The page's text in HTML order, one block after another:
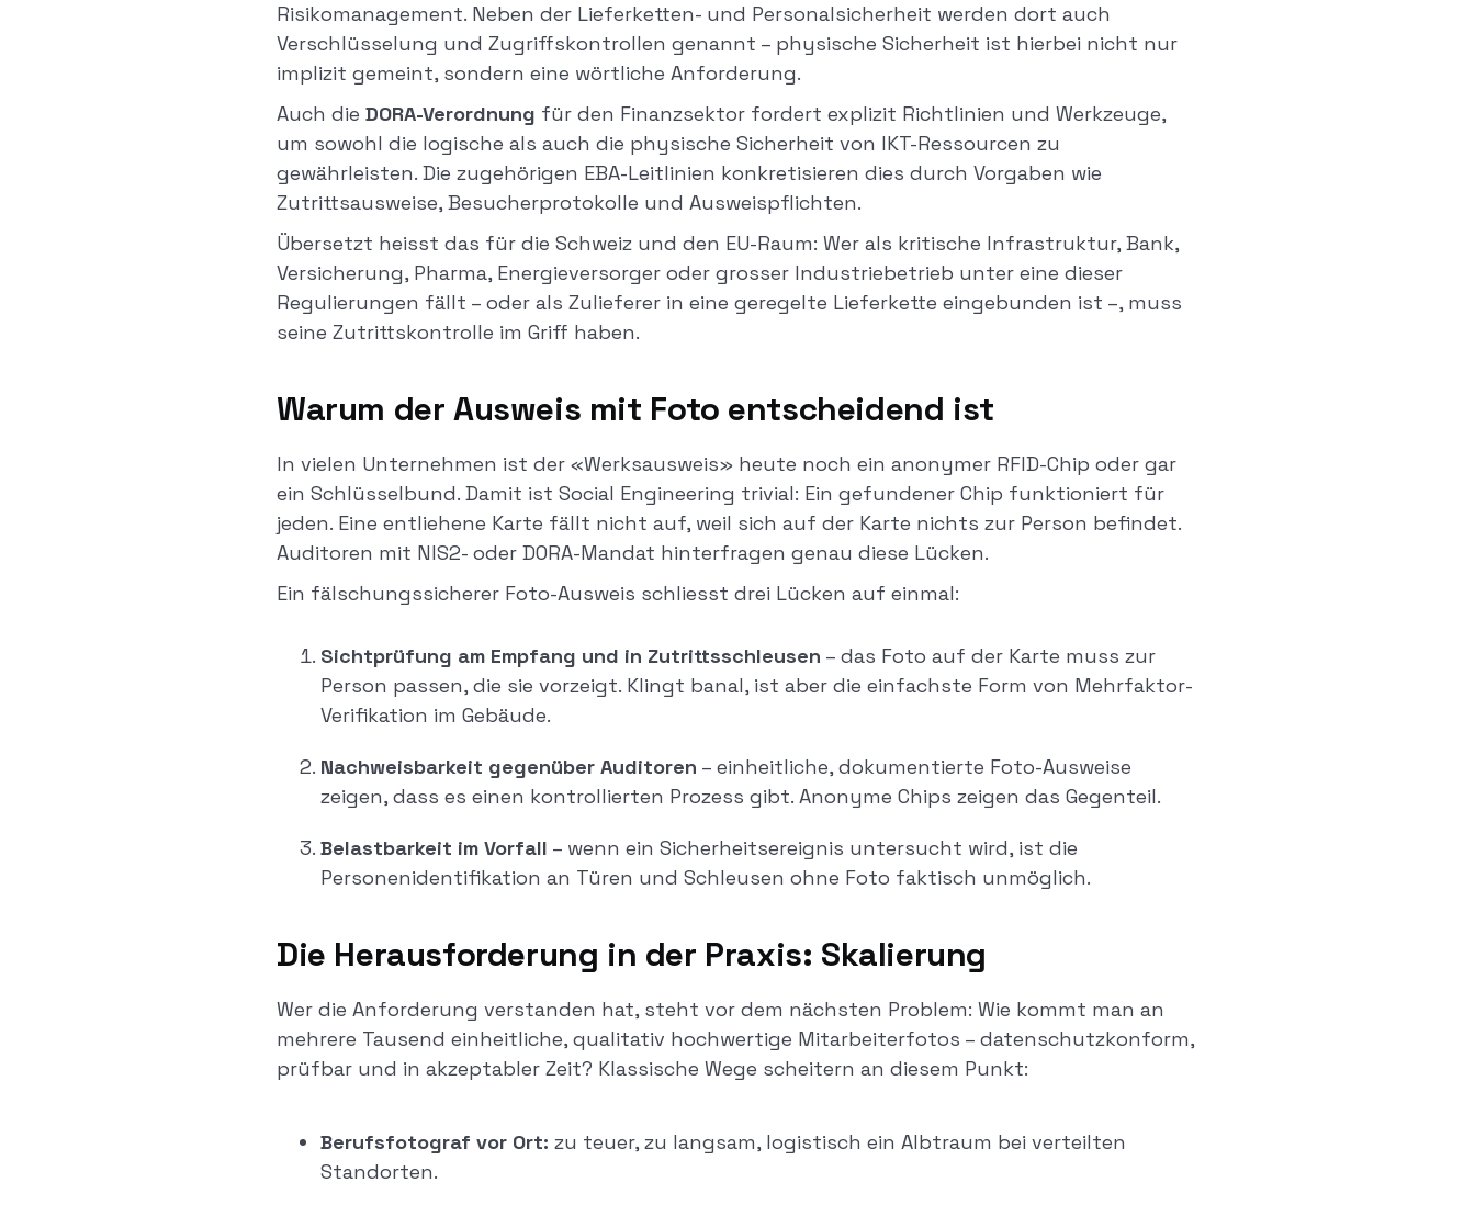
Risikomanagement. Neben der Lieferketten- und Personalsicherheit werden dort auch
Verschlüsselung und Zugriffskontrollen genannt – physische Sicherheit ist hierbei nicht nur
implizit gemeint, sondern eine wörtliche Anforderung.
Auch die DORA-Verordnung für den Finanzsektor fordert explizit Richtlinien und Werkzeuge,
um sowohl die logische als auch die physische Sicherheit von IKT-Ressourcen zu
gewährleisten. Die zugehörigen EBA-Leitlinien konkretisieren dies durch Vorgaben wie
Zutrittsausweise, Besucherprotokolle und Ausweispflichten.
Übersetzt heisst das für die Schweiz und den EU-Raum: Wer als kritische Infrastruktur, Bank,
Versicherung, Pharma, Energieversorger oder grosser Industriebetrieb unter eine dieser
Regulierungen fällt – oder als Zulieferer in eine geregelte Lieferkette eingebunden ist –, muss
seine Zutrittskontrolle im Griff haben.
Warum der Ausweis mit Foto entscheidend ist
In vielen Unternehmen ist der «Werksausweis» heute noch ein anonymer RFID-Chip oder gar
ein Schlüsselbund. Damit ist Social Engineering trivial: Ein gefundener Chip funktioniert für
jeden. Eine entliehene Karte fällt nicht auf, weil sich auf der Karte nichts zur Person befindet.
Auditoren mit NIS2- oder DORA-Mandat hinterfragen genau diese Lücken.
Ein fälschungssicherer Foto-Ausweis schliesst drei Lücken auf einmal:
Sichtprüfung am Empfang und in Zutrittsschleusen – das Foto auf der Karte muss zur
Person passen, die sie vorzeigt. Klingt banal, ist aber die einfachste Form von Mehrfaktor-
Verifikation im Gebäude.
Nachweisbarkeit gegenüber Auditoren – einheitliche, dokumentierte Foto-Ausweise
zeigen, dass es einen kontrollierten Prozess gibt. Anonyme Chips zeigen das Gegenteil.
Belastbarkeit im Vorfall – wenn ein Sicherheitsereignis untersucht wird, ist die
Personenidentifikation an Türen und Schleusen ohne Foto faktisch unmöglich.
Die Herausforderung in der Praxis: Skalierung
Wer die Anforderung verstanden hat, steht vor dem nächsten Problem: Wie kommt man an
mehrere Tausend einheitliche, qualitativ hochwertige Mitarbeiterfotos – datenschutzkonform,
prüfbar und in akzeptabler Zeit? Klassische Wege scheitern an diesem Punkt:
Berufsfotograf vor Ort: zu teuer, zu langsam, logistisch ein Albtraum bei verteilten
Standorten.